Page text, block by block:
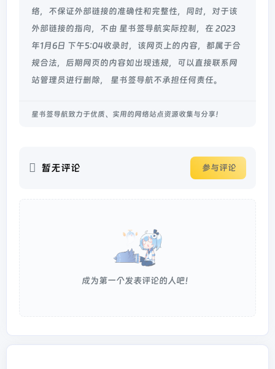
络，不保证外部链接的准确性和完整性，同时，对于该
外部链接的指向，不由 星书签导航实际控制，在 2023
年1月6日 下午5:04收录时，该网页上的内容，都属于合
规合法，后期网页的内容如出现违规，可以直接联系网
站管理员进行删除， 星书签导航不承担任何责任。
星书签导航致力于优质、实用的网络站点资源收集与分享！
暂无评论 参与评论
成为第一个发表评论的人吧！